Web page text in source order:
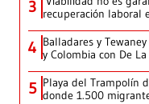
3 recuperación laboral
4 Balladares y
y Colombia con De
5 Playa del Trampolín
donde 1.500